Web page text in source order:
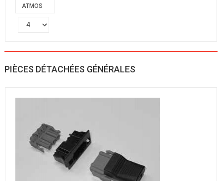
ATMOS
PIÈCES DÉTACHÉES GÉNÉRALES